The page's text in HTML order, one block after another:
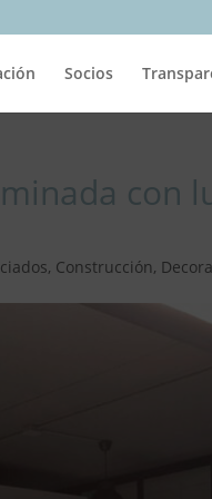
Socios
con
, Construcción,